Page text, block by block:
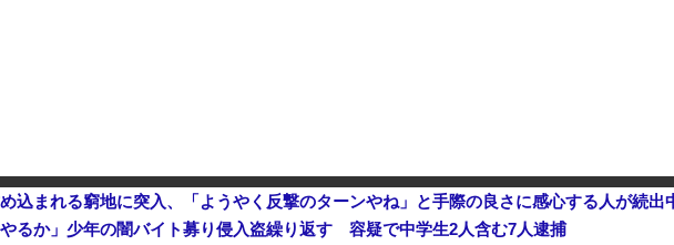
込まれる窮地に突入、「ようやく反撃のターンやね」と手際の良さに感心する人が続出
やるか」少年の闇バイト募り侵入盗繰り返す 容疑で中学生2人含む7人逮捕